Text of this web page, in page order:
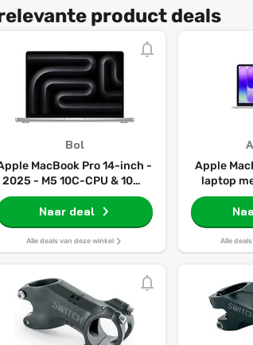
product deals
Bol
MacBook Pro 14-inch -
2025 - M5 10C-CPU & 10C-
GPU - 16 GB - 1TB - Zilver
Naar deal
Alle deals van deze winkel
Apple
laptop
Gemaakt
opslag,
Alle